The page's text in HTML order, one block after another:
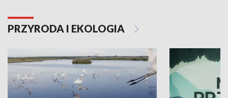
PRZYRODA I EKOLOGIA